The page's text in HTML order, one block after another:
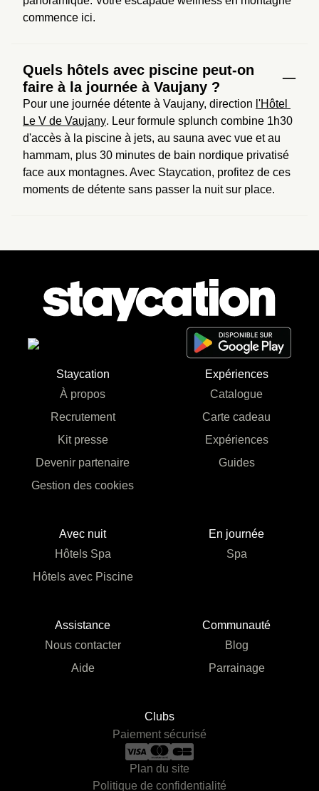
commence ici.
Quels hôtels avec piscine peut-on
faire à la journée à Vaujany ?
Pour une journée détente à Vaujany, direction l'Hôtel
Le V de Vaujany. Leur formule splunch combine 1h30
d'accès à la piscine à jets, au sauna avec vue et au
hammam, plus 30 minutes de bain nordique privatisé
face aux montagnes. Avec Staycation, profitez de ces
moments de détente sans passer la nuit sur place.
Staycation
À propos
Recrutement
Kit presse
Devenir partenaire
Gestion des cookies
Expériences
Catalogue
Carte cadeau
Expériences
Guides
Avec nuit
Hôtels Spa
Hôtels avec Piscine
En journée
Spa
Assistance
Nous contacter
Aide
Communauté
Blog
Parrainage
Clubs
Paiement sécurisé
Plan du site
Politique de confidentialité